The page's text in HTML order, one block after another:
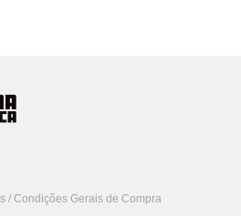
/ Condições Gerais de Compra